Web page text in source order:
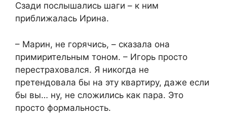
Сзади послышались шаги – к ним
приближалась Ирина.
– Марин, не горячись, – сказала она
примирительным тоном. – Игорь просто
перестраховался. Я никогда не
претендовала бы на эту квартиру, даже если
бы вы… ну, не сложились как пара. Это
просто формальность.